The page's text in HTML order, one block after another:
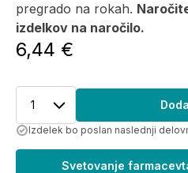
pregrado na rokah.
izdelkov na naročilo.
6,44 €
1
Izdelek bo poslan naslednji
Svetovanje